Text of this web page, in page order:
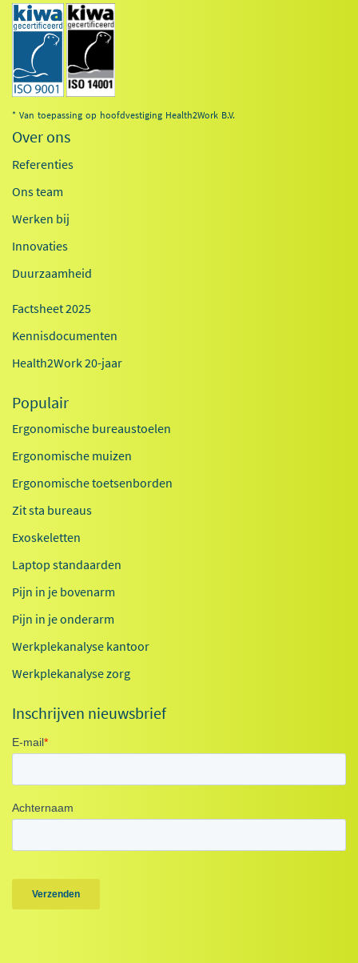
* Van toepassing op hoofdvestiging Health2Work B.V.
Over ons
Referenties
Ons team
Werken bij
Innovaties
Duurzaamheid
Factsheet 2025
Kennisdocumenten
Health2Work 20-jaar
Populair
Ergonomische bureaustoelen
Ergonomische muizen
Ergonomische toetsenborden
Zit sta bureaus
Exoskeletten
Laptop standaarden
Pijn in je bovenarm
Pijn in je onderarm
Werkplekanalyse kantoor
Werkplekanalyse zorg
Inschrijven nieuwsbrief